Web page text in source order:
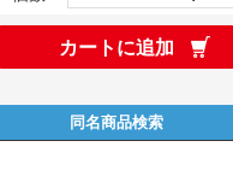
カートに追加
同名商品検索